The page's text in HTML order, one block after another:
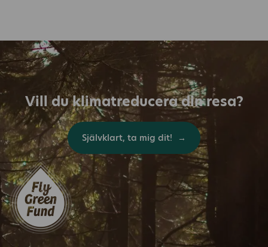
Vill du klimatreducera din resa?
Självklart, ta mig dit!